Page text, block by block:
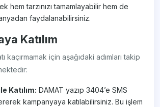
hem tarzınızı tamamlayabilir hem de
faydalanabilirsiniz.
Katılım
kaçırmamak için aşağıdaki adımları takip
Katılım: DAMAT yazıp 3404’e SMS
kampanyaya katılabilirsiniz. Bu işlem